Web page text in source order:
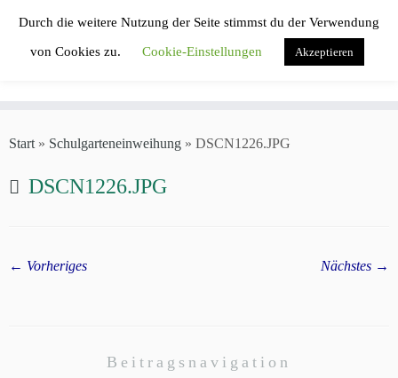
springen
Start » Schulgarteneinweihung » DSCN1226.JPG
DSCN1226.JPG
← Vorheriges Nächstes →
Beitragsnavigation
Durch die weitere Nutzung der Seite stimmst du der Verwendung
von Cookies zu. Cookie-Einstellungen Akzeptieren